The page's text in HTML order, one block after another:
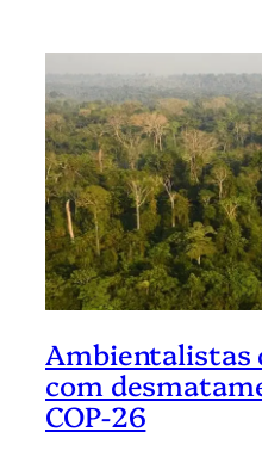
Ambientalistas
com
COP-26